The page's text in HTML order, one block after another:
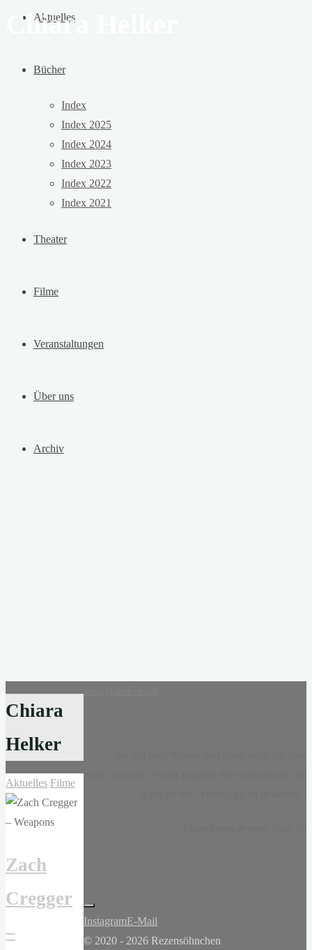
Aktuelles
Bücher
Index
Index 2025
Index 2024
Index 2023
Index 2022
Index 2021
Theater
Filme
Veranstaltungen
Über uns
Archiv
Chiara Helker
Chiara
Helker
Aktuelles Filme
Zach
Cregger
–
InstagramE-Mail
© 2020 - 2026 Rezensöhnchen